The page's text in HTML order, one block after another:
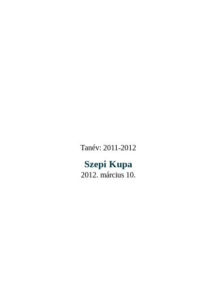
Tanév: 2011-2012
Szepi Kupa
2012. március 10.